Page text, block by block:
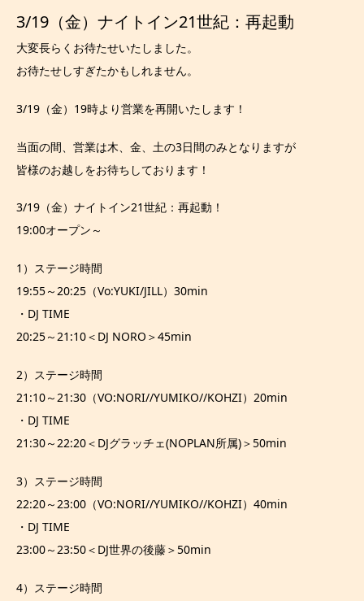
3/19（金）ナイトイン21世紀：再起動
大変長らくお待たせいたしました。
お待たせしすぎたかもしれません。
3/19（金）19時より営業を再開いたします！
当面の間、営業は木、金、土の3日間のみとなりますが
皆様のお越しをお待ちしております！
3/19（金）ナイトイン21世紀：再起動！
19:00オープン～
1）ステージ時間
19:55～20:25（Vo:YUKI/JILL）30min
・DJ TIME
20:25～21:10＜DJ NORO＞45min
2）ステージ時間
21:10～21:30（VO:NORI//YUMIKO//KOHZI）20min
・DJ TIME
21:30～22:20＜DJグラッチェ(NOPLAN所属)＞50min
3）ステージ時間
22:20～23:00（VO:NORI//YUMIKO//KOHZI）40min
・DJ TIME
23:00～23:50＜DJ世界の後藤＞50min
4）ステージ時間